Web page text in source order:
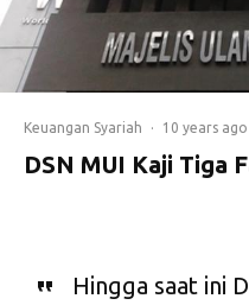
Keuangan Syariah · 10 years ago
DSN MUI Kaji Tiga
Hingga saat ini